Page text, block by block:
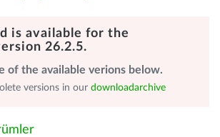
is available for the
26.2.5.
of the available verions below.
versions in our downloadarchive